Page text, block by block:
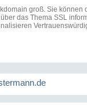
groß. Sie können
das Thema SSL